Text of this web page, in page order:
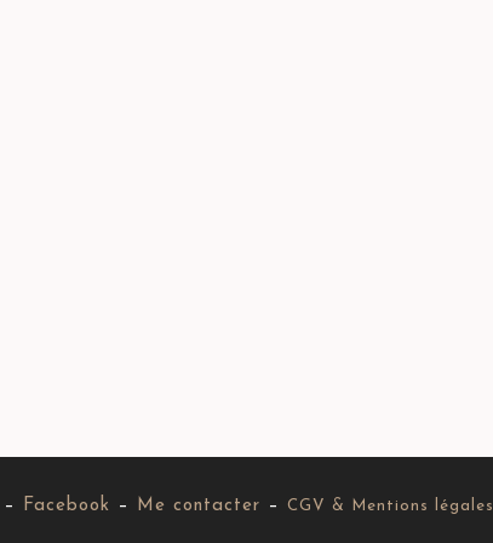
– Facebook – Me contacter – CGV & Mentions légales